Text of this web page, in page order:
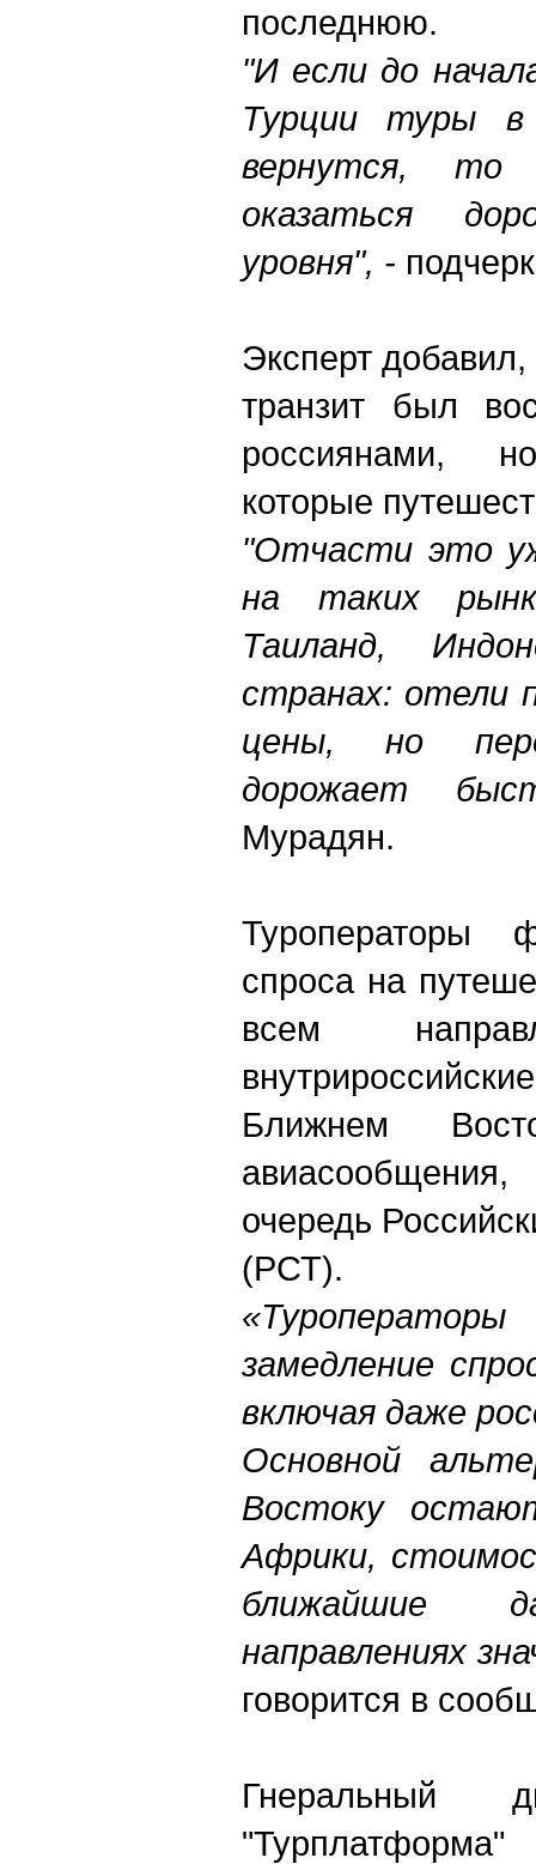
последнюю.
"И если до
Турции туры
вернутся,
оказаться
уровня", -
Эксперт
транзит был
россиянами,
которые
"Отчасти это
на таких
Таиланд,
странах: отели
цены, но
дорожает
Мурадян.
Туроператоры
спроса на
всем
Ближнем
очередь
(РСТ).
замедление
включая даже
Основной
Востоку
Африки,
направлениях
говорится в
Гнеральный